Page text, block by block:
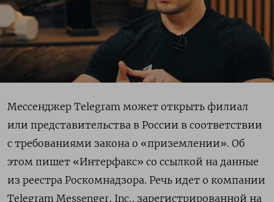
Мессенджер Telegram может открыть филиал
или представительства в России в соответствии
с требованиями закона о «приземлении». Об
этом пишет «Интерфакс» со ссылкой на данные
из реестра Роскомнадзора. Речь идет о компании
Telegram Messenger, Inc., зарегистрированной на